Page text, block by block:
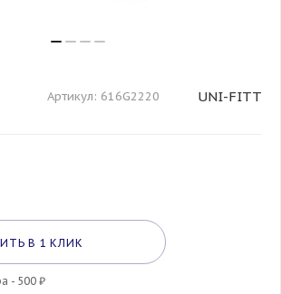
Артикул: 616G2220 UNI-FITT
В 1 КЛИК
- 500 ₽